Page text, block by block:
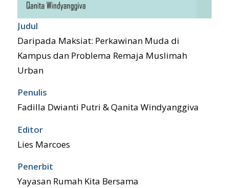
Judul
Daripada Maksiat: Perkawinan Muda di
Kampus dan Problema Remaja Muslimah
Urban
Penulis
Fadilla Dwianti Putri & Qanita Windyanggiva
Editor
Lies Marcoes
Penerbit
Yayasan Rumah Kita Bersama